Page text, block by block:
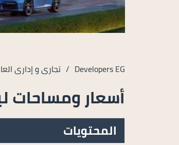
Developers EG
/ تجارى و إدارى
أسعار ومساحات
المحتويات